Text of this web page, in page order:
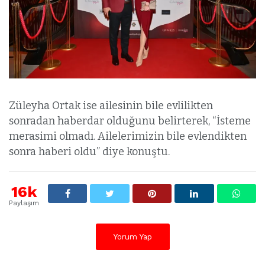
Züleyha Ortak ise ailesinin bile evlilikten
sonradan haberdar olduğunu belirterek, “İsteme
merasimi olmadı. Ailelerimizin bile evlendikten
sonra haberi oldu” diye konuştu.
16k
Paylaşım
Yorum Yap